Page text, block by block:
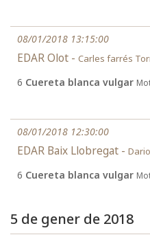
08/01/2018 13:15:00
EDAR Olot - Carles farrés
6 Cuereta blanca vulgar
08/01/2018 12:30:00
EDAR Baix Llobregat -
6 Cuereta blanca vulgar
5 de gener de 2018